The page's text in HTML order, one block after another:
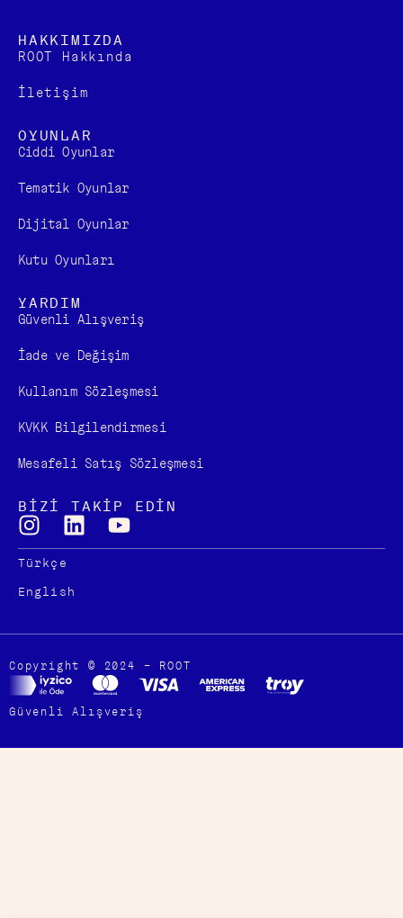
HAKKIMIZDA
ROOT Hakkında
İletişim
OYUNLAR
Ciddi Oyunlar
Tematik Oyunlar
Dijital Oyunlar
Kutu Oyunları
YARDIM
Güvenli Alışveriş
İade ve Değişim
Kullanım Sözleşmesi
KVKK Bilgilendirmesi
Mesafeli Satış Sözleşmesi
BİZİ TAKİP EDİN
Türkçe
English
Copyright © 2024 – ROOT
Güvenli Alışveriş